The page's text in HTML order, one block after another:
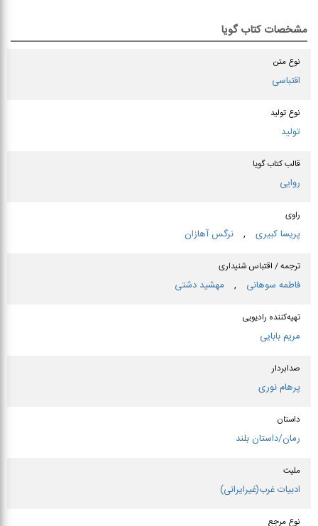
مشخصات کتاب گویا
نوع متن
اقتباسی
نوع تولید
تولید
قالب کتاب گویا
روایی
راوی
پریسا كبیری , نرگس آهازان
ترجمه / اقتباس شنیداری
فاطمه سوهانی , مهشید دشتی
تهیه‌کننده رادیویی
مریم بابایی
صدابردار
پرهام نوری
داستان
رمان/داستان بلند
ملیت
ادبیات غرب(غیرایرانی)
نوع مرجع